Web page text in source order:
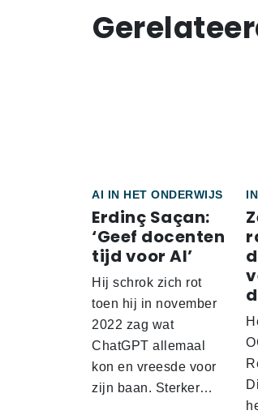
AI IN HET ONDERWIJS
Erdinç Saçan:
‘Geef docenten
tijd voor AI’
Hij schrok zich rot
toen hij in november
2022 zag wat
ChatGPT allemaal
kon en vreesde voor
zijn baan. Sterker…